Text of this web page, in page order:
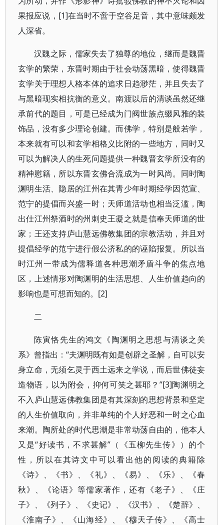
果报应说，[1]在当时不啻于空谷足音，其中意味颇发
人深省。
汉魏之际，儒家失去了独尊的地位，继而是魏晋
玄学的繁荣，东晋时期由于社会动荡黑暗，使得魏晋
玄学关于理想人格本体的追求日趋渺茫，并且失去了
与黑暗现实相抗衡的意义。南渡以后的清谈虽然还继
承前代的题目，可是已经成为门阀世族点缀风雅的装
饰品，没有多少理论创建。而佛学，特别是般若学，
本来就有可以和玄学相格义比附的一些地方，同时又
可以为解决人的生死问题提供一种魏晋玄学所没有的
精神慰籍，所以东晋玄佛合流成为一时风尚。同时陶
渊明生活、隐居的江州在其青少年时期经学因范宣、
范宁的提倡而兴盛一时；天师道活动也相当泛滥，陶
出仕江州祭酒时的州刺史王凝之就是信奉天师道的世
家；王还支持庐山慧远佛教集团的宗教活动，并且对
提倡经学的范宁进行假公济私的的诬陷报复。所以当
时江州一带成为儒释道各种思潮矛盾斗争的焦点地
区，上述情形对陶渊明的生活思想、人生价值趋向的
影响也是可想而知的。[2]
二
陈寅恪先生的鸿文《陶渊明之思想与清谈之关
系》曾指出：“夫渊明既有如是创辟之圣解，自可以安
身立命，无须乞灵于西土远来之学说，而后世佛徒妄
造物语，以为附会，抑何可笑之甚耶？”[3]陶渊明之
不入庐山慧远佛教集团是有其深刻的思想背景和坚定
的人生价值取向，并非单纯的个人好恶和一时之心血
来潮。陶所处的时代思潮是非常动荡自由的，他本人
又是“好读书，不求甚解”（《五柳先生传》）的个
性，所以在其诗文中可以看出他的阅读的典籍除
《诗》、《书》、《礼》、《易》、《乐》、《春
秋》、《论语》等儒家著作，还有《老子》、《庄
子》、《列子》、《史记》、《汉书》、《楚辞》、
《淮南子》、《山海经》、《穆天子传》、《高士